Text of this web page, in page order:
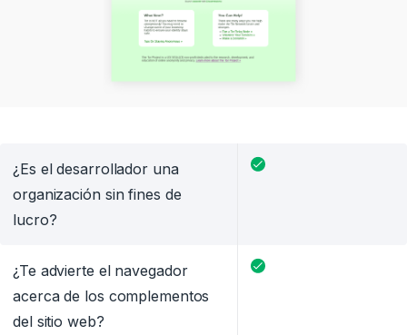
¿Es el desarrollador una
organización sin fines de
lucro?
¿Te advierte el navegador
acerca de los complementos
del sitio web?